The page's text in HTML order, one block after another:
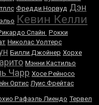
Фредди Норвуд Дэн
Кевин Келли
Спайн Рокки
Николас Уолтерс
Билли Джойнер Хорхе
Мэнни Кастильо
Чарр Хосе Рейносо
Ортис Луис Фрейтас
Рафаэль Лиендо Тервел